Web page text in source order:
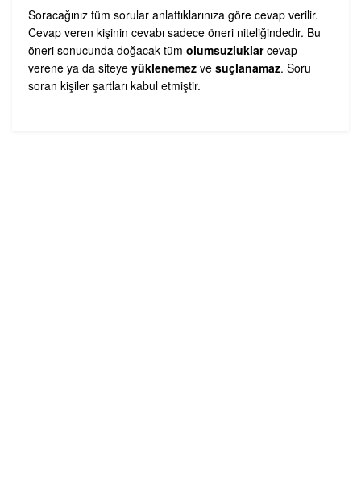
Soracağınız tüm sorular anlattıklarınıza göre cevap verilir.
Cevap veren kişinin cevabı sadece öneri niteliğindedir. Bu
öneri sonucunda doğacak tüm olumsuzluklarcevap
verene ya da siteye yüklenemez ve suçlanamaz. Soru
soran kişiler şartları kabul etmiştir.